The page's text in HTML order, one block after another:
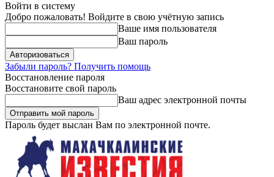
Войти в систему
Добро пожаловать! Войдите в свою учётную запись
Ваше имя пользователя
Ваш пароль
Забыли пароль? Получить помощь
Восстановление пароля
Восстановите свой пароль
Ваш адрес электронной почты
Пароль будет выслан Вам по электронной почте.